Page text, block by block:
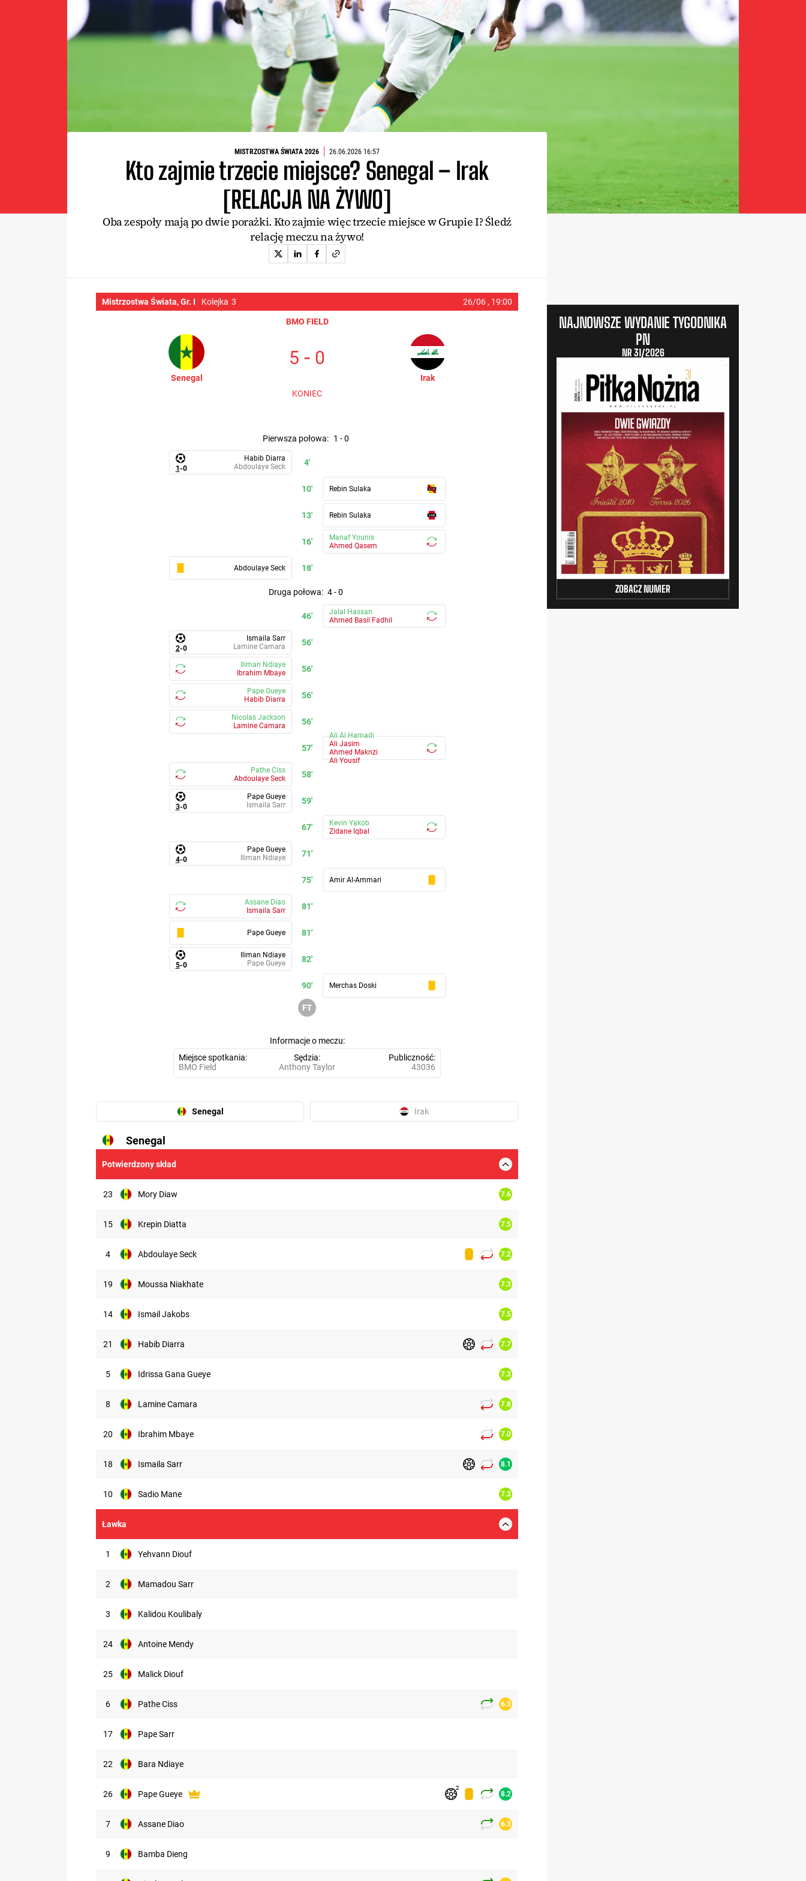
MISTRZOSTWA ŚWIATA 2026 26.06.2026 16:57
Kto zajmie trzecie miejsce? Senegal – Irak
[RELACJA NA ŻYWO]
Oba zespoły mają po dwie porażki. Kto zajmie więc trzecie miejsce w Grupie I? Śledź
relację meczu na żywo!
Mistrzostwa Świata, Gr. I Kolejka 3 26/06 , 19:00
BMO FIELD
Senegal
5 - 0
Irak
KONIEC
pierwsza połowa: 1 - 0
4'
1 -0
Habib Diarra
Abdoulaye Seck
10' Rebin Sulaka
13' Rebin Sulaka
16'
Manaf Younis
Ahmed Qasem
18'
Abdoulaye Seck
druga połowa: 4-0
46'
Jalal Hassan
Ahmed Basil Fadhil
56'
2-0
Ismaila Sarr
Lamine Camara
56'
Iliman Ndiaye
Ibrahim Mbaye
56'
Pape Gueye
Habib Diarra
56'
Nicolas Jackson
Lamine Camara
57'
Ali Al Hamadi
Ali Jasim
Ahmed Maknzi
Ali Yousif
58'
Pathe Ciss
Abdoulaye Seck
59'
3-0
Pape Gueye
Ismaila Sarr
67'
Kevin Yakob
Zidane Iqbal
71'
4-0
Pape Gueye
Iliman Ndiaye
75' Amir Al-Ammari
81'
Assane Diao
Ismaila Sarr
81'
Pape Gueye
82'
5-0
Iliman Ndiaye
Pape Gueye
90' Merchas Doski
Informacje o meczu
Miejsce spotkania
BMO Field
Sędzia
Anthony Taylor
Publiczność
43036
Senegal Irak
Senegal
Potwierdzony skład
23 Mory Diaw 7.6
15 Krepin Diatta 7.5
4 Abdoulaye Seck 7.2
19 Moussa Niakhate 7.3
14 Ismail Jakobs 7.5
21 Habib Diarra 7.7
5 Idrissa Gana Gueye 7.3
8 Lamine Camara 7.8
20 Ibrahim Mbaye 7.0
18 Ismaila Sarr 8.1
10 Sadio Mane 7.3
Ławka
1 Yehvann Diouf
2 Mamadou Sarr
3 Kalidou Koulibaly
24 Antoine Mendy
25 Malick Diouf
6 Pathe Ciss 6.3
17 Pape Sarr
22 Bara Ndiaye
26 Pape Gueye
2
8.2
7 Assane Diao 6.3
9 Bamba Dieng
NAJNOWSZE WYDANIE TYGODNIKA
PN
NR 31/2026
ZOBACZ NUMER